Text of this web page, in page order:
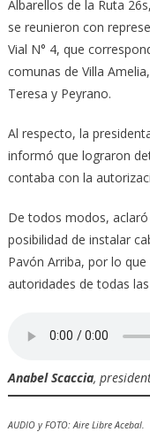
Albarellos de la Ruta
se reunieron con
Vial N° 4, que
comunas de Villa
Teresa y Peyrano.
Al respecto, la
informó que lograron
contaba con la
De todos modos,
posibilidad de instalar
Pavón Arriba, por lo
autoridades de todas
Anabel Scaccia,
AUDIO y FOTO: Aire Libre Acebal.